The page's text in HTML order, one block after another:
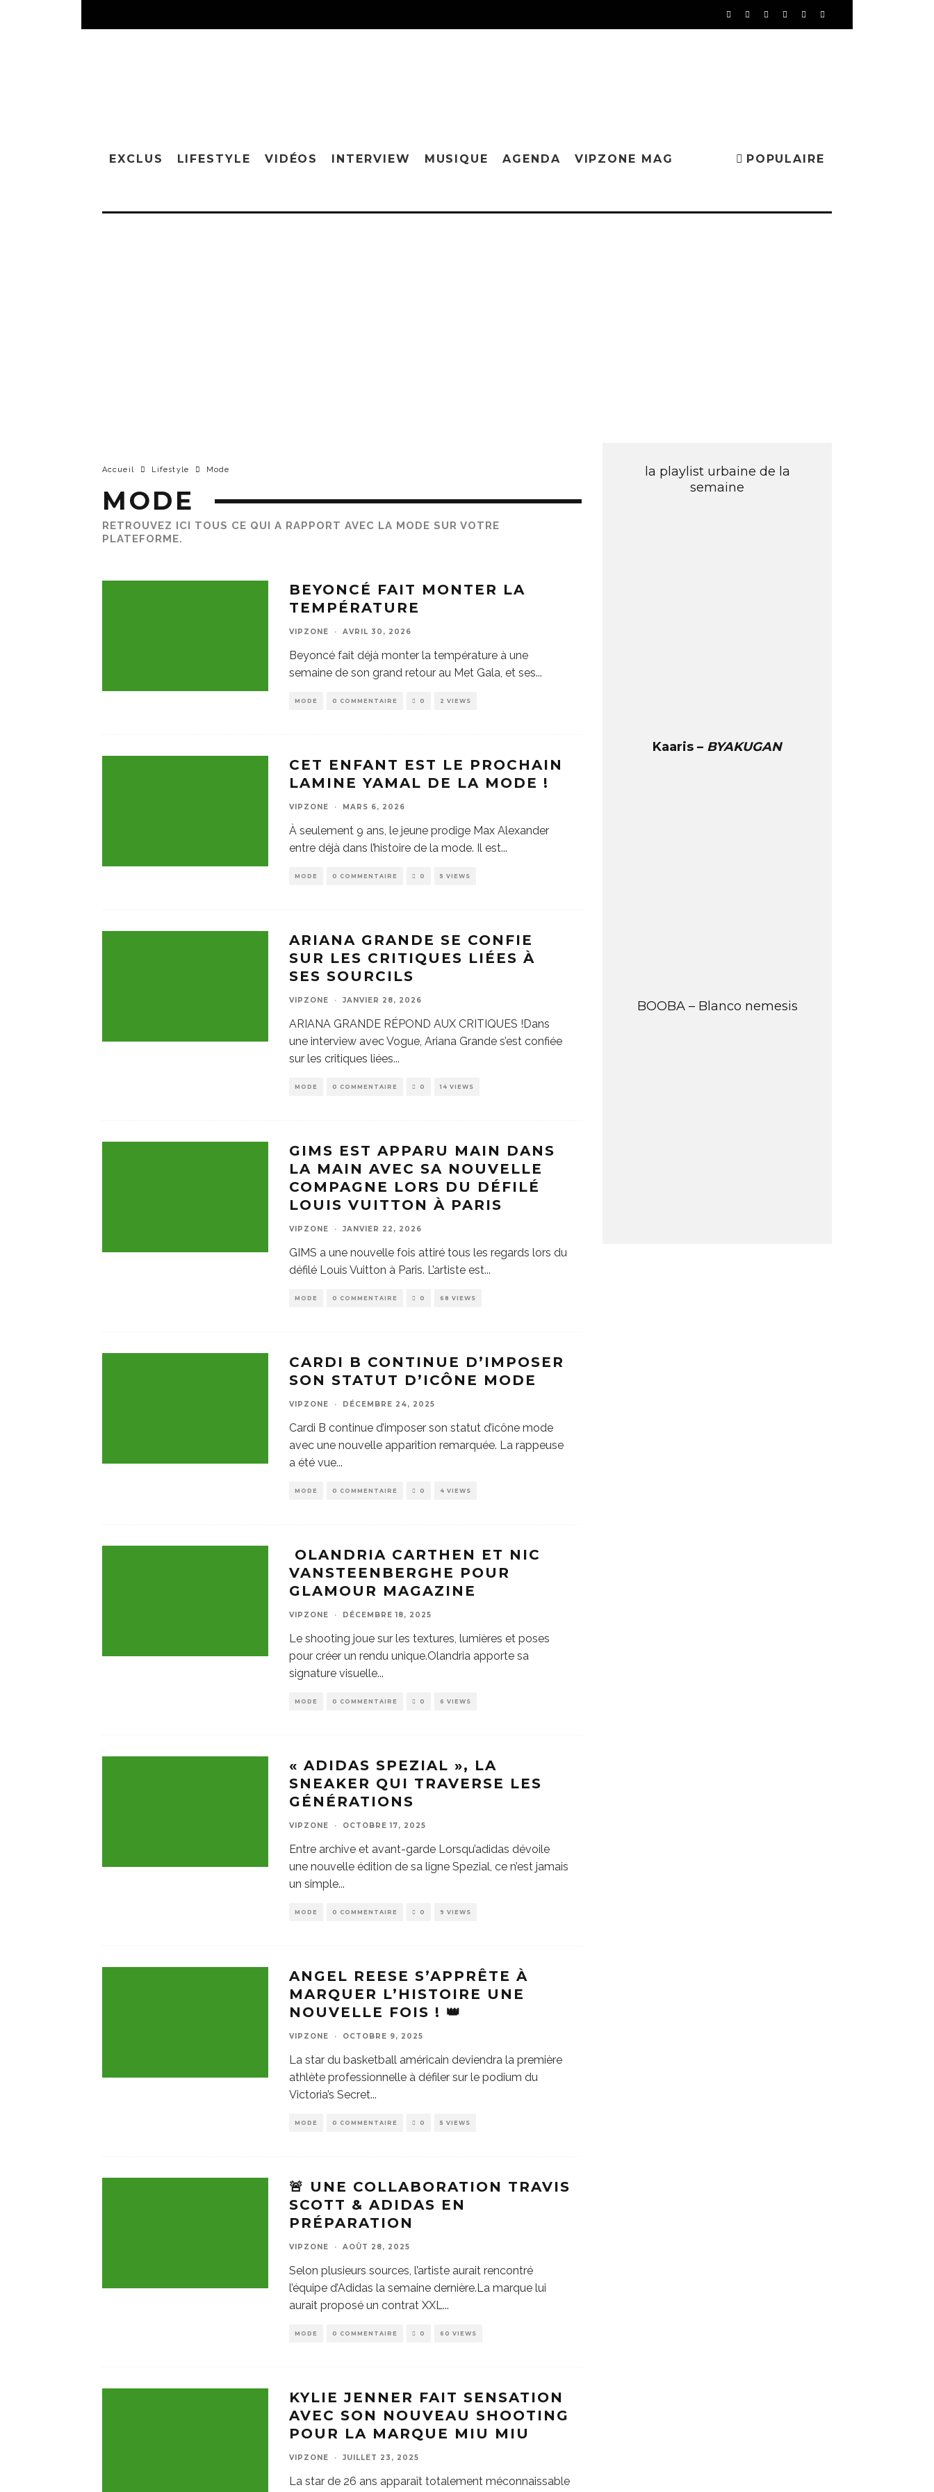
EXCLUS LIFESTYLE VIDÉOS INTERVIEW MUSIQUE AGENDA VIPZONE MAG POPULAIRE
Accueil Lifestyle Mode
MODE
RETROUVEZ ICI TOUS CE QUI A RAPPORT AVEC LA MODE SUR VOTRE
PLATEFORME.
BEYONCÉ FAIT MONTER LA
TEMPÉRATURE
VIPZONE · AVRIL 30, 2026
Beyoncé fait déjà monter la température à une
semaine de son grand retour au Met Gala, et ses...
MODE 0 COMMENTAIRE 0 2 VIEWS
CET ENFANT EST LE PROCHAIN
LAMINE YAMAL DE LA MODE !
VIPZONE · MARS 6, 2026
À seulement 9 ans, le jeune prodige Max Alexander
entre déjà dans l’histoire de la mode. Il est...
MODE 0 COMMENTAIRE 0 5 VIEWS
ARIANA GRANDE SE CONFIE
SUR LES CRITIQUES LIÉES À
SES SOURCILS
VIPZONE · JANVIER 28, 2026
ARIANA GRANDE RÉPOND AUX CRITIQUES !Dans
une interview avec Vogue, Ariana Grande s’est confiée
sur les critiques liées...
MODE 0 COMMENTAIRE 0 14 VIEWS
GIMS EST APPARU MAIN DANS
LA MAIN AVEC SA NOUVELLE
COMPAGNE LORS DU DÉFILÉ
LOUIS VUITTON À PARIS
VIPZONE · JANVIER 22, 2026
GIMS a une nouvelle fois attiré tous les regards lors du
défilé Louis Vuitton à Paris. L’artiste est...
MODE 0 COMMENTAIRE 0 68 VIEWS
CARDI B CONTINUE D’IMPOSER
SON STATUT D’ICÔNE MODE
VIPZONE · DÉCEMBRE 24, 2025
Cardi B continue d’imposer son statut d’icône mode
avec une nouvelle apparition remarquée. La rappeuse
a été vue...
MODE 0 COMMENTAIRE 0 4 VIEWS
OLANDRIA CARTHEN ET NIC
VANSTEENBERGHE POUR
GLAMOUR MAGAZINE
VIPZONE · DÉCEMBRE 18, 2025
Le shooting joue sur les textures, lumières et poses
pour créer un rendu unique.Olandria apporte sa
signature visuelle...
MODE 0 COMMENTAIRE 0 6 VIEWS
« ADIDAS SPEZIAL », LA
SNEAKER QUI TRAVERSE LES
GÉNÉRATIONS
VIPZONE · OCTOBRE 17, 2025
Entre archive et avant-garde Lorsqu’adidas dévoile
une nouvelle édition de sa ligne Spezial, ce n’est jamais
un simple...
MODE 0 COMMENTAIRE 0 9 VIEWS
ANGEL REESE S’APPRÊTE À
MARQUER L’HISTOIRE UNE
NOUVELLE FOIS ! 👑
VIPZONE · OCTOBRE 9, 2025
La star du basketball américain deviendra la première
athlète professionnelle à défiler sur le podium du
Victoria’s Secret...
MODE 0 COMMENTAIRE 0 5 VIEWS
🚨 UNE COLLABORATION TRAVIS
SCOTT & ADIDAS EN
PRÉPARATION
VIPZONE · AOÛT 28, 2025
Selon plusieurs sources, l’artiste aurait rencontré
l’équipe d’Adidas la semaine dernière.La marque lui
aurait proposé un contrat XXL...
MODE 0 COMMENTAIRE 0 60 VIEWS
KYLIE JENNER FAIT SENSATION
AVEC SON NOUVEAU SHOOTING
POUR LA MARQUE MIU MIU
VIPZONE · JUILLET 23, 2025
La star de 26 ans apparaît totalement méconnaissable
la playlist urbaine de la
semaine
Kaaris – BYAKUGAN
BOOBA – Blanco nemesis